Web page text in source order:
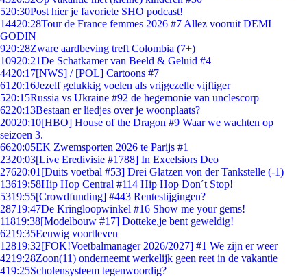
520:30Post hier je favoriete SHO podcast!
14420:28Tour de France femmes 2026 #7 Allez vooruit DEMI
GODIN
920:28Zware aardbeving treft Colombia (7+)
10920:21De Schatkamer van Beeld & Geluid #4
4420:17[NWS] / [POL] Cartoons #7
61 20:16Jezelf gelukkig voelen als vrijgezelle vijftiger
520:15Russia vs Ukraine #92 de hegemonie van unclescorp
6220:13Bestaan er liedjes over je woonplaats?
20020:10[HBO] House of the Dragon #9 Waar we wachten op
seizoen 3.
6620:05EK Zwemsporten 2026 te Parijs #1
2320:03[Live Eredivisie #1788] In Excelsiors Deo
27620:01 [Duits voetbal #53] Drei Glatzen von der Tankstelle (-1)
13619:58Hip Hop Central #114 Hip Hop Don´t Stop!
5319:55[Crowdfunding] #443 Rentestijgingen?
28719:47De Kringloopwinkel #16 Show me your gems!
11819:38[Modelbouw #17] Dotteke,je bent geweldig!
6219:35Eeuwig voortleven
12819:32[FOK!Voetbalmanager 2026/2027] #1 We zijn er weer
4219:28Zoon(11) onderneemt werkelijk geen reet in de vakantie
419:25Scholensysteem tegenwoordig?